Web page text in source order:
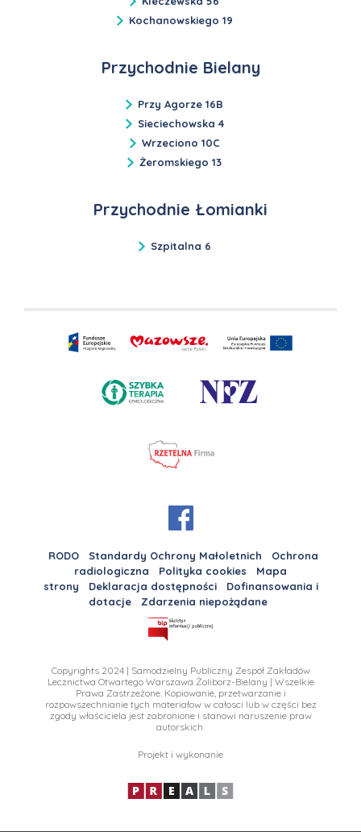
Kochanowskiego 19
Przychodnie Bielany
Przy Agorze 16B
Sieciechowska 4
Wrzeciono 10C
Żeromskiego 13
Przychodnie Łomianki
Szpitalna 6
RODO Standardy Ochrony Małoletnich
Ochrona
radiologiczna
Polityka cookies
Mapa
strony
Deklaracja dostępności
Dofinansowania i
dotacje
Zdarzenia niepożądane
Copyrights 2024 | Samodzielny Publiczny Zespół Zakładów
Lecznictwa Otwartego Warszawa Żoliborz-Bielany | Wszelkie
Prawa Zastrzeżone. Kopiowanie, przetwarzanie i
rozpowszechnianie tych materiałow w całosci lub w części bez
zgody właściciela jest zabronione i stanowi naruszenie praw
autorskich.
Projekt i wykonanie